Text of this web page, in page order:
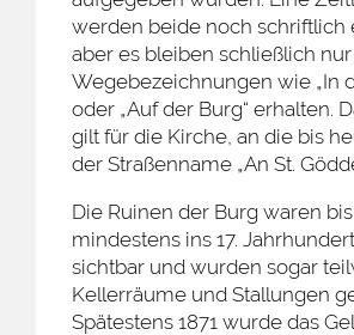
werden beide noch schriftlich
aber es bleiben schließlich
Wegebezeichnungen wie „In
oder „Auf der Burg“ erhalten.
gilt für die Kirche, an die bis
der Straßenname „An St.
Die Ruinen der Burg waren bis
mindestens ins 17.
sichtbar und wurden sogar
Kellerräume und Stallungen
Spätestens 1871 wurde das